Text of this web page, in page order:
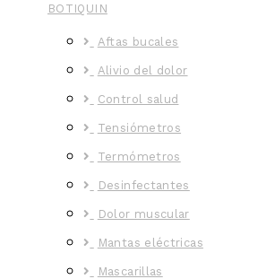
BOTIQUIN
Aftas bucales
Alivio del dolor
Control salud
Tensiómetros
Termómetros
Desinfectantes
Dolor muscular
Mantas eléctricas
Mascarillas